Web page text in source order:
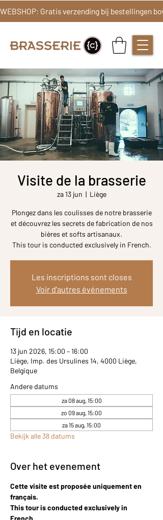
Visite de la brasserie
za 13 jun
  |
Liège
Plongez dans les coulisses de notre brasserie
et découvrez les secrets de fabrication de nos
bières et softs artisanaux.
Les inscriptions sont closes
Voir d'autres événements
Tijd en locatie
13 jun 2026, 15:00 – 16:00
Liège, Imp. des Ursulines 14, 4000 Liège,
Belgique
Andere datums
za 08 aug, 15:00
zo 09 aug, 15:00
za 15 aug, 15:00
Bekijk alle 38 datums
Over het evenement
Cette visite est proposée uniquement en
français.
This tour is conducted exclusively in